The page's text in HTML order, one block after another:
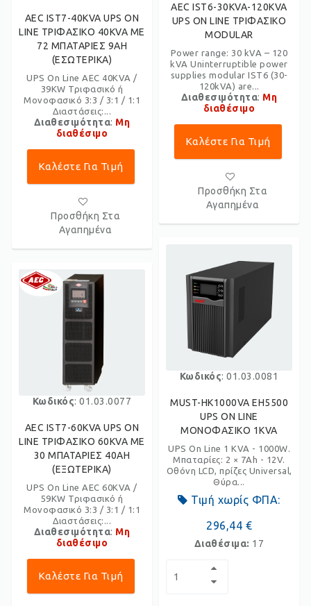
AEC IST7-40KVA UPS ON
LINE ΤΡΙΦΑΣΙΚΟ 40KVA ΜΕ
72 ΜΠΑΤΑΡΙΕΣ 9AH
(ΕΣΩΤΕΡΙΚΑ)
UPS On Line AEC 40KVA /
39KW Τριφασικό ή
Μονοφασικό 3:3 / 3:1 / 1:1
Διαστάσεις:...
Διαθεσιμότητα: Μη
διαθέσιμο
Καλέστε Για Τιμή
Προσθήκη Στα
Αγαπημένα
Κωδικός: 01.03.0077
AEC IST7-60KVA UPS ON
LINE ΤΡΙΦΑΣΙΚΟ 60KVA ME
30 ΜΠΑΤΑΡΙΕΣ 40AH
(ΕΞΩΤΕΡΙΚΑ)
UPS On Line AEC 60KVA /
59KW Τριφασικό ή
Μονοφασικό 3:3 / 3:1 / 1:1
Διαστάσεις:...
Διαθεσιμότητα: Μη
διαθέσιμο
Καλέστε Για Τιμή
AEC IST6-30KVA-120KVA
UPS ON LINE ΤΡΙΦΑΣΙΚΟ
MODULAR
Power range: 30 kVA – 120
kVA Uninterruptible power
supplies modular IST6 (30-
120kVA) are...
Διαθεσιμότητα: Μη
διαθέσιμο
Καλέστε Για Τιμή
Προσθήκη Στα
Αγαπημένα
Κωδικός: 01.03.0081
MUST-HK1000VA EH5500
UPS ON LINE
ΜΟΝΟΦΑΣΙΚΟ 1KVA
UPS On Line 1 KVA - 1000W.
Μπαταρίες: 2 × 7Ah - 12V.
Οθόνη LCD, πρίζες Universal,
Θύρα...
Τιμή χωρίς ΦΠΑ:
296,44 €
Διαθέσιμα: 17